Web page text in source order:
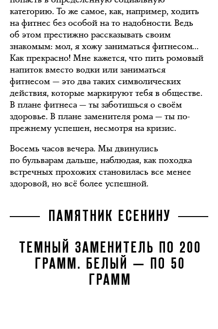
категорию. То же самое, как, например, ходить
на фитнес без особой на то надобности. Ведь
об этом престижно рассказывать своим
знакомым: мол, я хожу заниматься фитнесом…
Как прекрасно! Мне кажется, что пить ромовый
напиток вместо водки или заниматься
фитнесом — это два таких символических
действия, которые маркируют тебя в обществе.
В плане фитнеса — ты заботишься о своём
здоровье. В плане заменителя рома — ты по-
прежнему успешен, несмотря на кризис.
Восемь часов вечера. Мы двинулись
по бульварам дальше, наблюдая, как походка
встречных прохожих становилась все менее
здоровой, но всё более успешной.
ПАМЯТНИК ЕСЕНИНУ
ТЕМНЫЙ ЗАМЕНИТЕЛЬ ПО 200
ГРАММ. БЕЛЫЙ — ПО 50
ГРАММ